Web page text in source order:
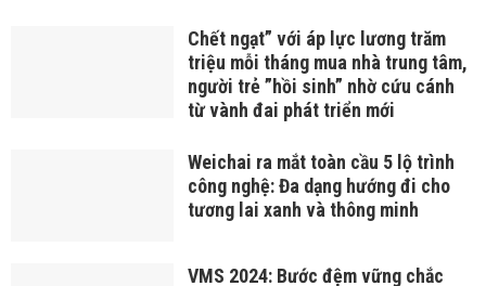
Chết ngạt” với áp lực lương trăm
triệu mỗi tháng mua nhà trung tâm,
người trẻ ”hồi sinh” nhờ cứu cánh
từ vành đai phát triển mới
Weichai ra mắt toàn cầu 5 lộ trình
công nghệ: Đa dạng hướng đi cho
tương lai xanh và thông minh
VMS 2024: Bước đệm vững chắc